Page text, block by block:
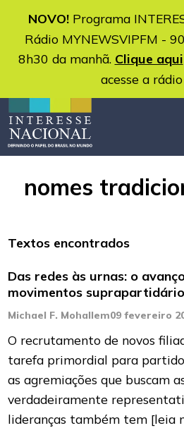
NOVO!Programa
Rádio MYNEWSVIPFM -
8h30 da manhã. Clique aqui
acesse a rádio
nomes
Textos encontrados
Das redes às urnas: o
movimentos
Michael F. Mohallem09 fevereiro
O recrutamento de novos
tarefa primordial para
as agremiações que buscam
verdadeiramente
lideranças também tem [leia